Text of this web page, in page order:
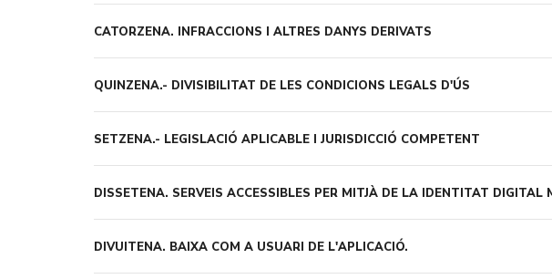
CATORZENA. INFRACCIONS I ALTRES DANYS DERIVATS
QUINZENA.- DIVISIBILITAT DE LES CONDICIONS LEGALS D'ÚS
SETZENA.- LEGISLACIÓ APLICABLE I JURISDICCIÓ COMPETENT
DISSETENA. SERVEIS ACCESSIBLES PER MITJÀ DE LA IDENTITAT DIGITAL
DIVUITENA. BAIXA COM A USUARI DE L'APLICACIÓ.